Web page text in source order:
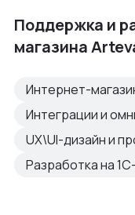
Поддержка и
магазина
Интернет-
Интеграции и
UX\UI-дизайн и
Разработка на